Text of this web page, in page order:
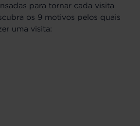
para tornar cada visita
os 9 motivos pelos quais
uma visita: